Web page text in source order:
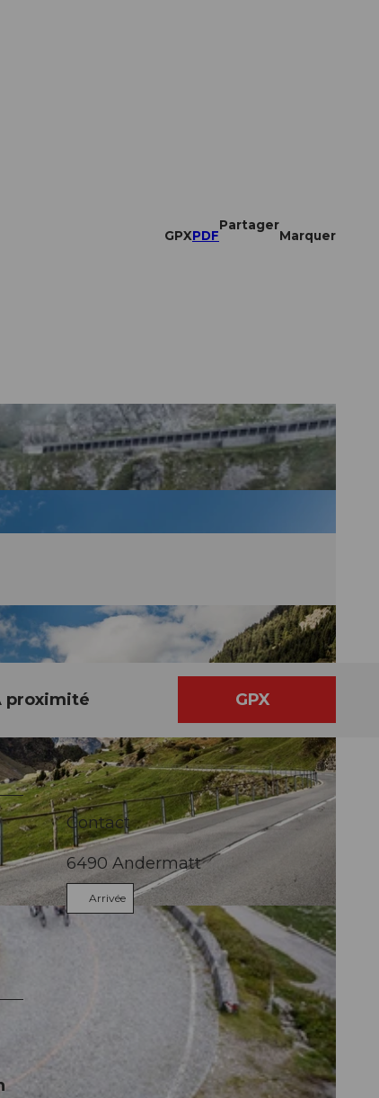
GPXPDF
Partager
Marquer
proximité GPX
Contact
6490 Andermatt
Arrivée